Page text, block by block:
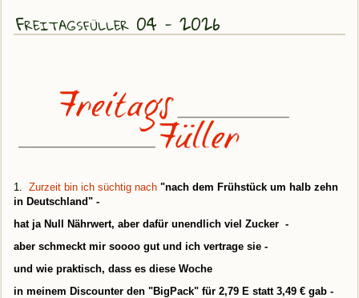
Freitagsfüller 04 - 2026
1. Zurzeit bin ich süchtig nach "nach dem Frühstück um halb zehn
in Deutschland" -
hat ja Null Nährwert, aber dafür unendlich viel Zucker -
aber schmeckt mir soooo gut und ich vertrage sie -
und wie praktisch, dass es diese Woche
in meinem Discounter den "BigPack" für 2,79 E statt 3,49 € gab -